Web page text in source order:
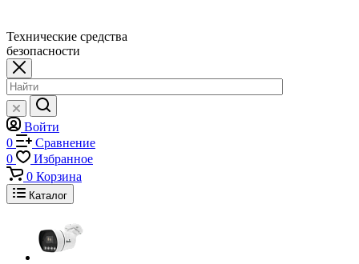
Технические средства
безопасности
Войти
0
Сравнение
0
Избранное
0 Корзина
Каталог